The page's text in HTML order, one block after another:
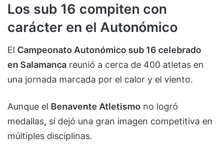
Los sub 16 compiten con
carácter en el Autonómico
El Campeonato Autonómico sub 16 celebrado
en Salamanca reunió a cerca de 400 atletas en
una jornada marcada por el calor y el viento.
Aunque el Benavente Atletismo no logró
medallas, sí dejó una gran imagen competitiva en
múltiples disciplinas.